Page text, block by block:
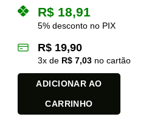
R$ 18,91
5% desconto no PIX
R$ 19,90
3x de R$ 7,03 no cartão
ADICIONAR AO
CARRINHO